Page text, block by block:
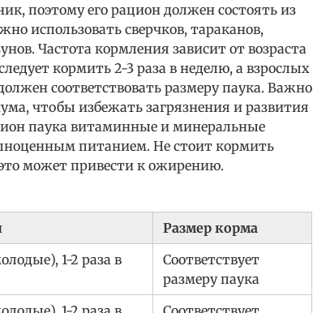
поэтому его рацион должен состоять из
использовать сверчков, тараканов,
Частота кормления зависит от возраста
кормить 2-3 раза в неделю, а взрослых
соответствовать размеру паука. Важно
чтобы избежать загрязнения и развития
паука витаминные и минеральные
питанием. Не стоит кормить
может привести к ожирению.
Размер корма
1-2 раза в
Соответствует
размеру паука